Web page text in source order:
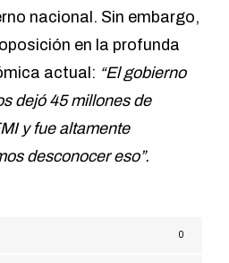
nacional. Sin embargo,
en la profunda
actual: “El gobierno
dejó 45 millones de
y fue altamente
desconocer eso”.
0